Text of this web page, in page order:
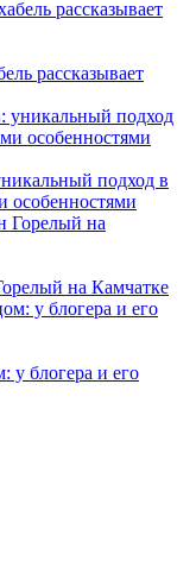
рассказывает
подход в
особенностями
на Камчатке
у блогера и его